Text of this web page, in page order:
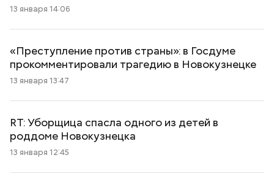
13 января 14:06
«Преступление против страны»: в Госдуме
прокомментировали трагедию в Новокузнецке
13 января 13:47
RT: Уборщица спасла одного из детей в
роддоме Новокузнецка
13 января 12:45